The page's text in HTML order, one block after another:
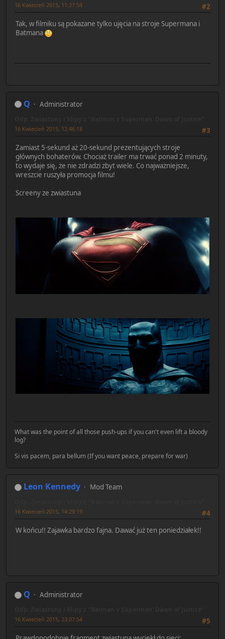
#2
16 Kwiecień 2015, 11:27:54
Tak, w filmiku są pokazane tylko ujęcia na stroje Supermana i
Batmana
Q Administrator
#3
16 Kwiecień 2015, 12:46:18
Zamiast 5-sekund aż 20-sekund prezentujących stroje
głównych bohaterów. Chociaż trailer ma trwać ponad 2 minuty,
to wydaje się, że nie zdradzi zbyt wiele. Co najważniejsze,
wreszcie ruszyła promocja filmu!
Screeny ze zwiastuna
What was the point of all those push-ups if you can't even lift a bloody
log?
Si vis pacem, para bellum (If you want peace, prepare for war)
Leon Kennedy Mod Team
#4
16 Kwiecień 2015, 14:29:19
W końcu!! Zajawka bardzo fajna. Dawać już ten poniedziałek!!
Q Administrator
#5
16 Kwiecień 2015, 23:07:54